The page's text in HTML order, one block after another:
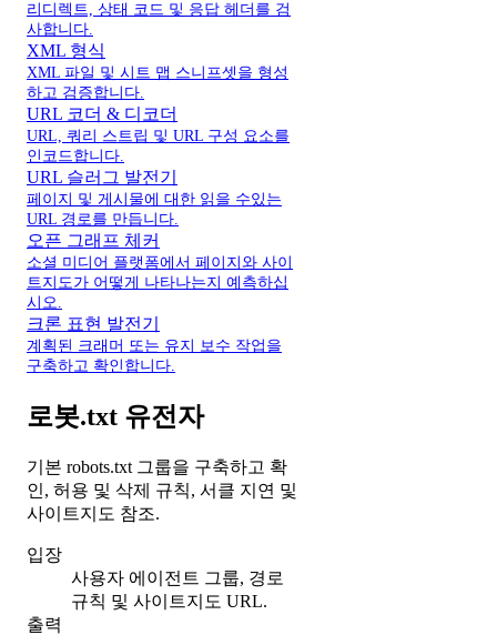
리디렉트, 상태 코드 및 응답 헤더를 검
사합니다.
XML 형식
XML 파일 및 시트 맵 스니프셋을 형성
하고 검증합니다.
URL 코더 & 디코더
URL, 쿼리 스트립 및 URL 구성 요소를
인코드합니다.
URL 슬러그 발전기
페이지 및 게시물에 대한 읽을 수있는
URL 경로를 만듭니다.
오픈 그래프 체커
소셜 미디어 플랫폼에서 페이지와 사이
트지도가 어떻게 나타나는지 예측하십
시오.
크론 표현 발전기
계획된 크래머 또는 유지 보수 작업을
구축하고 확인합니다.
로봇.txt 유전자
기본 robots.txt 그룹을 구축하고 확
인, 허용 및 삭제 규칙, 서클 지연 및
사이트지도 참조.
입장
사용자 에이전트 그룹, 경로
규칙 및 사이트지도 URL.
출력